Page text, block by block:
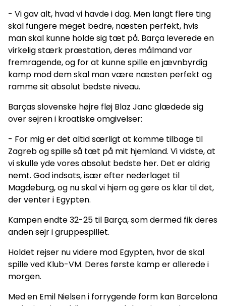
- Vi gav alt, hvad vi havde i dag. Men langt flere ting
skal fungere meget bedre, næsten perfekt, hvis
man skal kunne holde sig tæt på. Barça leverede en
virkelig stærk præstation, deres målmand var
fremragende, og for at kunne spille en jævnbyrdig
kamp mod dem skal man være næsten perfekt og
ramme sit absolut bedste niveau.
Barças slovenske højre fløj Blaz Janc glædede sig
over sejren i kroatiske omgivelser:
- For mig er det altid særligt at komme tilbage til
Zagreb og spille så tæt på mit hjemland. Vi vidste, at
vi skulle yde vores absolut bedste her. Det er aldrig
nemt. God indsats, især efter nederlaget til
Magdeburg, og nu skal vi hjem og gøre os klar til det,
der venter i Egypten.
Kampen endte 32-25 til Barça, som dermed fik deres
anden sejr i gruppespillet.
Holdet rejser nu videre mod Egypten, hvor de skal
spille ved Klub-VM. Deres første kamp er allerede i
morgen.
Med en Emil Nielsen i forrygende form kan Barcelona